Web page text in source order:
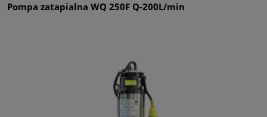
Pompa zatapialna WQ 250F Q-200L/min